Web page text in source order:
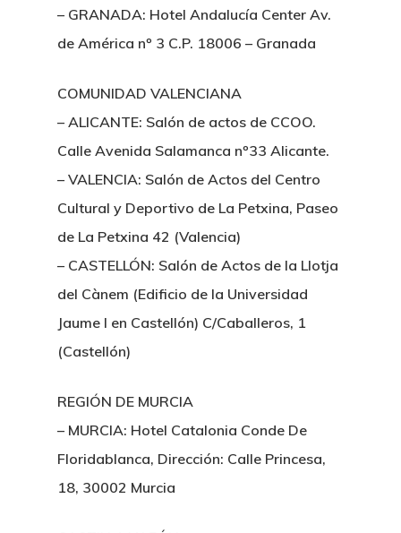
– GRANADA: Hotel Andalucía Center Av.
de América nº 3 C.P. 18006 – Granada
COMUNIDAD VALENCIANA
– ALICANTE: Salón de actos de CCOO.
Calle Avenida Salamanca nº33 Alicante.
– VALENCIA: Salón de Actos del Centro
Cultural y Deportivo de La Petxina, Paseo
de La Petxina 42 (Valencia)
– CASTELLÓN: Salón de Actos de la Llotja
del Cànem (Edificio de la Universidad
Jaume I en Castellón) C/Caballeros, 1
(Castellón)
REGIÓN DE MURCIA
– MURCIA: Hotel Catalonia Conde De
Floridablanca, Dirección: Calle Princesa,
18, 30002 Murcia